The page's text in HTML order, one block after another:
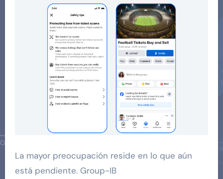
La mayor preocupación reside en lo que aún
está pendiente. Group-IB